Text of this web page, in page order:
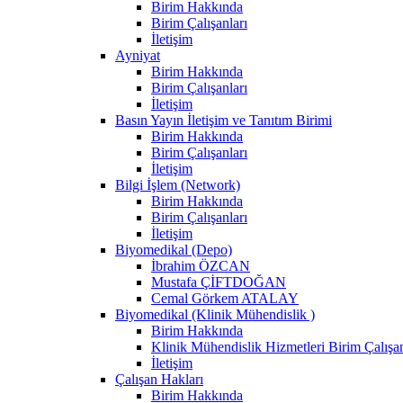
Birim Hakkında
Birim Çalışanları
İletişim
Ayniyat
Birim Hakkında
Birim Çalışanları
İletişim
Basın Yayın İletişim ve Tanıtım Birimi
Birim Hakkında
Birim Çalışanları
İletişim
Bilgi İşlem (Network)
Birim Hakkında
Birim Çalışanları
İletişim
Biyomedikal (Depo)
İbrahim ÖZCAN
Mustafa ÇİFTDOĞAN
Cemal Görkem ATALAY
Biyomedikal (Klinik Mühendislik )
Birim Hakkında
Klinik Mühendislik Hizmetleri Birim
İletişim
Çalışan Hakları
Birim Hakkında